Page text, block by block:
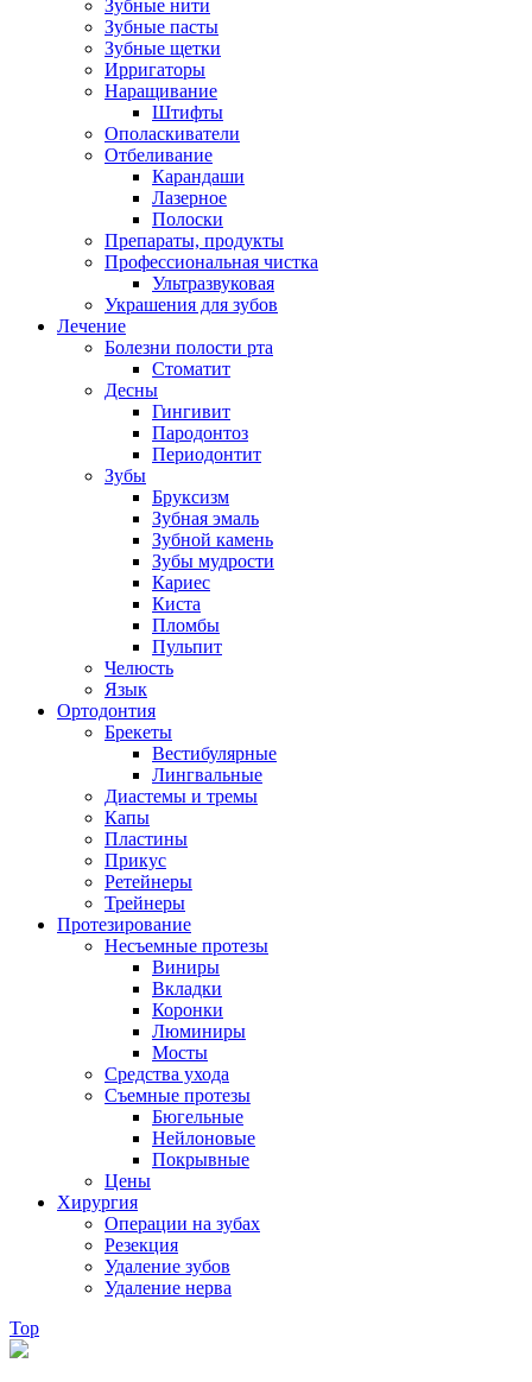
Зубные нити
Зубные пасты
Зубные щетки
Ирригаторы
Наращивание
Штифты
Ополаскиватели
Отбеливание
Карандаши
Лазерное
Полоски
Препараты, продукты
Профессиональная чистка
Ультразвуковая
Украшения для зубов
Лечение
Болезни полости рта
Стоматит
Десны
Гингивит
Пародонтоз
Периодонтит
Зубы
Бруксизм
Зубная эмаль
Зубной камень
Зубы мудрости
Кариес
Киста
Пломбы
Пульпит
Челюсть
Язык
Ортодонтия
Брекеты
Вестибулярные
Лингвальные
Диастемы и тремы
Капы
Пластины
Прикус
Ретейнеры
Трейнеры
Протезирование
Несъемные протезы
Виниры
Вкладки
Коронки
Люминиры
Мосты
Средства ухода
Съемные протезы
Бюгельные
Нейлоновые
Покрывные
Цены
Хирургия
Операции на зубах
Резекция
Удаление зубов
Удаление нерва
Top